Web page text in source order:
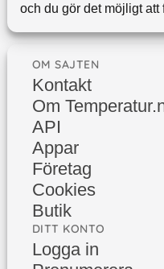
och du gör det möjligt att
OM SAJTEN
Kontakt
Om
API
Appar
Företag
Cookies
Butik
DITT KONTO
Logga in